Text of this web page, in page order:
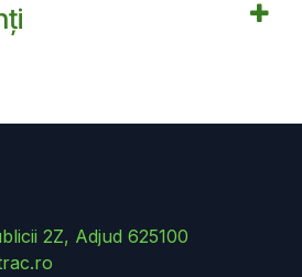
2Z, Adjud 625100